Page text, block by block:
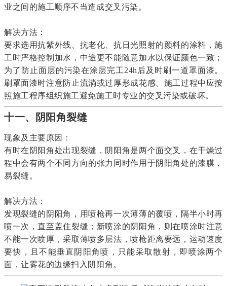
业之间的施工顺序不当造成交叉污染。
解决方法：
要求选用抗紫外线、抗老化、抗日光照射的颜料的涂料，施
工时严格控制加水，中途更不能随意加水以保证颜色一致；
为了防止面层的污染在涂层完工24h后及时刷一道罩面漆。
刷罩面漆时注意防止流淌或过厚形成花感。施工过程中应按
照施工程序组织施工避免施工时专业的交叉污染或破坏。
十一、阴阳角裂缝
现象及主要原因：
有时在阴阳角处出现裂缝，阴阳角是两个面交叉，在干燥过
程中会有两个不同方向的张力同时作用于阴阳角处的漆膜，
易裂缝。
解决方法：
发现裂缝的阴阳角，用喷枪再一次薄薄的覆喷，隔半小时再
喷一次，直至盖住裂缝；新喷涂的阴阳角，则在喷涂时注意
不能一次喷厚，采取薄喷多层法，喷枪距离要远，运动速度
要快，且不能垂直阴阳角喷，只能采取散射，即喷涂两个
面，让雾花的边缘扫入阴阳角。